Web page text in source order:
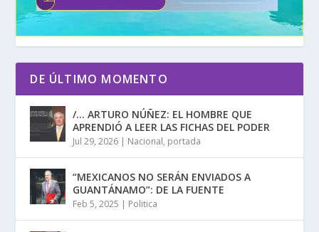
DE ÚLTIMO MOMENTO
/… ARTURO NÚÑEZ: EL HOMBRE QUE
APRENDIÓ A LEER LAS FICHAS DEL PODER
Jul 29, 2026 | Nacional, portada
“MEXICANOS NO SERÁN ENVIADOS A
GUANTÁNAMO”: DE LA FUENTE
Feb 5, 2025 | Politica